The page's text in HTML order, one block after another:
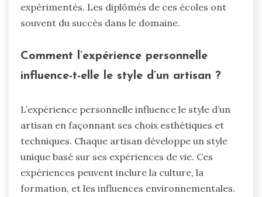
expérimentés. Les diplômés de ces écoles ont
souvent du succès dans le domaine.
Comment l’expérience personnelle
influence-t-elle le style d’un artisan ?
L’expérience personnelle influence le style d’un
artisan en façonnant ses choix esthétiques et
techniques. Chaque artisan développe un style
unique basé sur ses expériences de vie. Ces
expériences peuvent inclure la culture, la
formation, et les influences environnementales.